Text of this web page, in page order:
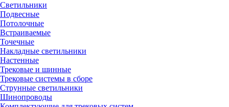
Светильники
Подвесные
Потолочные
Встраиваемые
Точечные
Накладные светильники
Настенные
Трековые и шинные
Трековые системы в сборе
Струнные светильники
Шинопроводы